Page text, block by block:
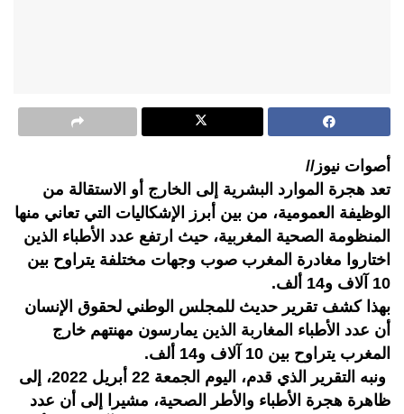
أصوات نيوز//
تعد هجرة الموارد البشرية إلى الخارج أو الاستقالة من
الوظيفة العمومية، من بين أبرز الإشكاليات التي تعاني منها
المنظومة الصحية المغربية، حيث ارتفع عدد الأطباء الذين
اختاروا مغادرة المغرب صوب وجهات مختلفة يتراوح بين
10 آلاف و14 ألف.
بهذا كشف تقرير حديث للمجلس الوطني لحقوق الإنسان
أن عدد الأطباء المغاربة الذين يمارسون مهنتهم خارج
المغرب يتراوح بين 10 آلاف و14 ألف.
ونبه التقرير الذي قدم، اليوم الجمعة 22 أبريل 2022، إلى
ظاهرة هجرة الأطباء والأطر الصحية، مشيرا إلى أن عدد